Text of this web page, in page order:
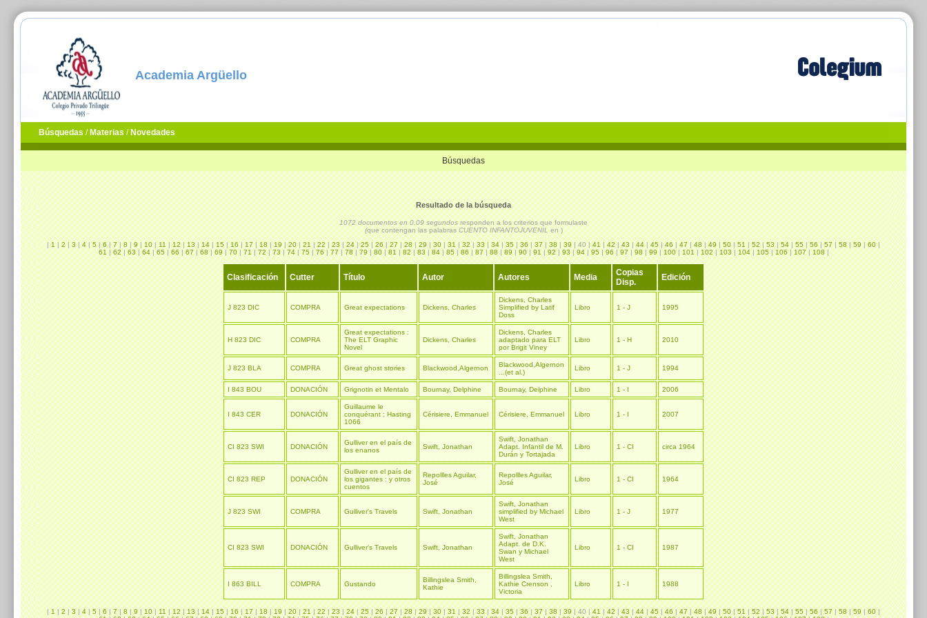
Academia Argüello
Búsquedas / Materias / Novedades
Búsquedas
Resultado de la búsqueda
1072 documentos en 0,09 segundosresponden a los criterios que formulaste
(que contengan las palabrasCUENTO INFANTOJUVENILen )
|1|2|3|4|5|6|7|8|9|10|11|12|13|14|15|16|17|18|19|20|21|22|23|24|25|26|27|28|29|30|31|32|33|34|35|36|37|38|39| 40 |41|42|43|44|45|46|47|48|49|50|51|52|53|54|55|56|57|58|59|60|
61|62|63|64|65|66|67|68|69|70|71|72|73|74|75|76|77|78|79|80|81|82|83|84|85|86|87|88|89|90|91|92|93|94|95|96|97|98|99|100|101|102|103|104|105|106|107|108|
Clasificación Cutter Título Autor Autores Media
Copias
Disp.
Edición
J 823 DIC COMPRA Great expectations Dickens, Charles
Dickens, Charles
Simplified by Latif
Doss
Libro 1 - J 1995
H 823 DIC COMPRA
Great expectations :
The ELT Graphic
Novel
Dickens, Charles
Dickens, Charles
adaptado para ELT
por Brigit Viney
Libro 1 - H 2010
J 823 BLA COMPRA Great ghost stories Blackwood,Algernon
Blackwood,Algernon
...(et al.)
Libro 1 - J 1994
I 843 BOU DONACIÓN Grignotin et Mentalo Bournay, Delphine Bournay, Delphine Libro 1 - I 2006
I 843 CER DONACIÓN
Guillaume le
conquérant : Hasting
1066
Cérisiere, Emmanuel Cérisiere, Emmanuel Libro 1 - I 2007
CI 823 SWI DONACIÓN
Gulliver en el país de
los enanos
Swift, Jonathan
Swift, Jonathan
Adapt. Infantil de M.
Durán y Tortajada
Libro 1 - CI circa 1964
CI 823 REP DONACIÓN
Gulliver en el país de
los gigantes : y otros
cuentos
Repollles Aguilar,
José
Repollles Aguilar,
José
Libro 1 - CI 1964
J 823 SWI COMPRA Gulliver's Travels Swift, Jonathan
Swift, Jonathan
simplified by Michael
West
Libro 1 - J 1977
CI 823 SWI DONACIÓN Gulliver's Travels Swift, Jonathan
Swift, Jonathan
Adapt. de D.K.
Swan y Michael
West
Libro 1 - CI 1987
I 863 BILL COMPRA Gustando
Billingslea Smith,
Kathie
Billingslea Smith,
Kathie Crenson ,
Victoria
Libro 1 - I 1988
|1|2|3|4|5|6|7|8|9|10|11|12|13|14|15|16|17|18|19|20|21|22|23|24|25|26|27|28|29|30|31|32|33|34|35|36|37|38|39| 40 |41|42|43|44|45|46|47|48|49|50|51|52|53|54|55|56|57|58|59|60|